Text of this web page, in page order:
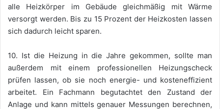
alle Heizkörper im Gebäude gleichmäßig mit Wärme
versorgt werden. Bis zu 15 Prozent der Heizkosten lassen
sich dadurch leicht sparen.
10. Ist die Heizung in die Jahre gekommen, sollte man
außerdem mit einem professionellen Heizungscheck
prüfen lassen, ob sie noch energie- und kosteneffizient
arbeitet. Ein Fachmann begutachtet den Zustand der
Anlage und kann mittels genauer Messungen berechnen,